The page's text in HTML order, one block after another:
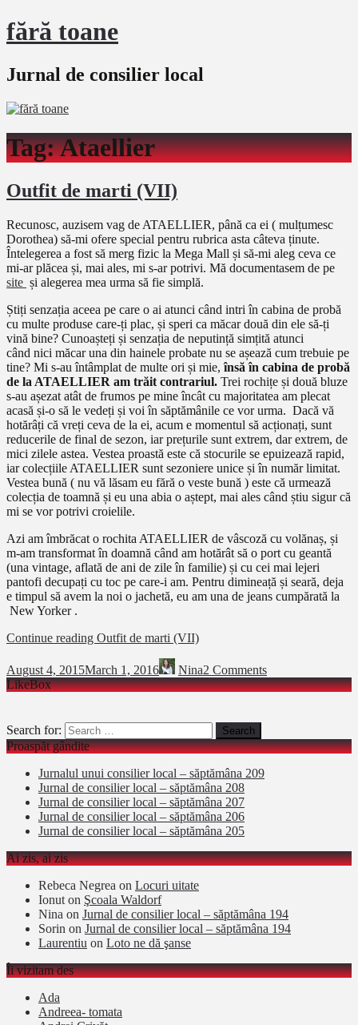
fără toane
Jurnal de consilier local
Tag:Ataellier
Outfit de marti (VII)
Recunosc, auzisem vag de ATAELLIER, până ca ei ( mulțumesc
Dorothea) să-mi ofere special pentru rubrica asta câteva ținute.
Întelegerea a fost să merg fizic la Mega Mall și să-mi aleg ceva ce
mi-ar plăcea și, mai ales, mi s-ar potrivi. Mă documentasem de pe
site și alegerea mea urma să fie simplă.
Știți senzația aceea pe care o ai atunci când intri în cabina de probă
cu multe produse care-ți plac, și speri ca măcar două din ele să-ți
vină bine? Cunoașteți și senzația de neputință simțită atunci
când nici măcar una din hainele probate nu se așează cum trebuie pe
tine? Mi s-au întâmplat de multe ori și mie,însă în cabina de probă
de la ATAELLIER am trăit contrariul. Trei rochițe și două bluze
s-au așezat atât de frumos pe mine încât cu majoritatea am plecat
acasă și-o să le vedeți și voi în săptămânile ce vor urma. Dacă vă
hotărâți că vreți ceva de la ei, acum e momentul să acționați, sunt
reducerile de final de sezon, iar prețurile sunt extrem, dar extrem, de
mici zilele astea. Vestea proastă este că stocurile se epuizează rapid,
iar colecțiile ATAELLIER sunt sezoniere unice și în număr limitat.
Vestea bună ( nu vă lăsam eu fără o veste bună ) este că urmează
colecția de toamnă și eu una abia o aștept, mai ales când știu sigur că
mi se vor potrivi croielile.
Azi am îmbrăcat o rochita ATAELLIER de vâscoză cu volănaș, și
m-am transformat în doamnă când am hotărât să o port cu geantă
(una vintage, aflată de ani de zile în familie) și cu cei mai lejeri
pantofi decupați cu toc pe care-i am. Pentru dimineață și seară, deja
e timpul să avem la noi o jachetă, eu am una de jeans cumpărată la
New Yorker .
Continue reading Outfit de marti (VII)
August 4, 2015March 1, 2016 Nina2 Comments
LikeBox
Search for:
Proaspăt gândite
Jurnalul unui consilier local – săptămâna 209
Jurnal de consilier local – săptămâna 208
Jurnal de consilier local – săptămâna 207
Jurnal de consilier local – săptămâna 206
Jurnal de consilier local – săptămâna 205
Ai zis, ai zis
Rebeca Negrea on Locuri uitate
Ionut on Şcoala Waldorf
Nina on Jurnal de consilier local – săptămâna 194
Sorin on Jurnal de consilier local – săptămâna 194
Laurentiu on Loto ne dă şanse
Îi vizitam des
Ada
Andreea- tomata